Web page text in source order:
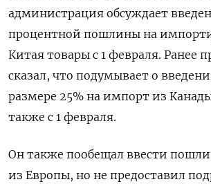
администрация обсуждает
процентной пошлины на
Китая товары с 1 февраля. Ранее
сказал, что подумывает о
размере 25% на импорт из
также с 1 февраля.
Он также пообещал ввести
из Европы, но не предоставил